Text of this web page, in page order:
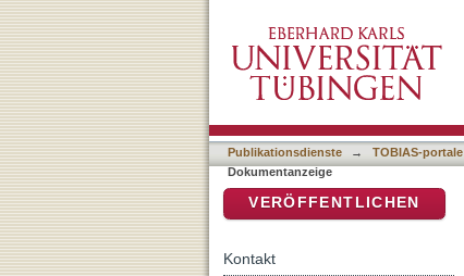
Publikationsdienste → TOBIAS-portale
Dokumentanzeige
VERÖFFENTLICHEN
Kontakt